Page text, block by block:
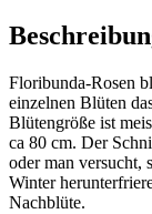
Floribunda-Rosen
einzelnen Blüten
Blütengröße ist
ca 80 cm. Der
oder man versucht,
Winter
Nachblüte.